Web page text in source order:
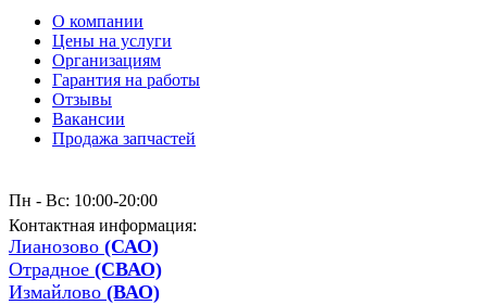
О компании
Цены на услуги
Организациям
Гарантия на работы
Отзывы
Вакансии
Продажа запчастей
Пн - Вс: 10:00-20:00
Контактная информация:
Лианозово (САО)
Отрадное (СВАО)
Измайлово (ВАО)